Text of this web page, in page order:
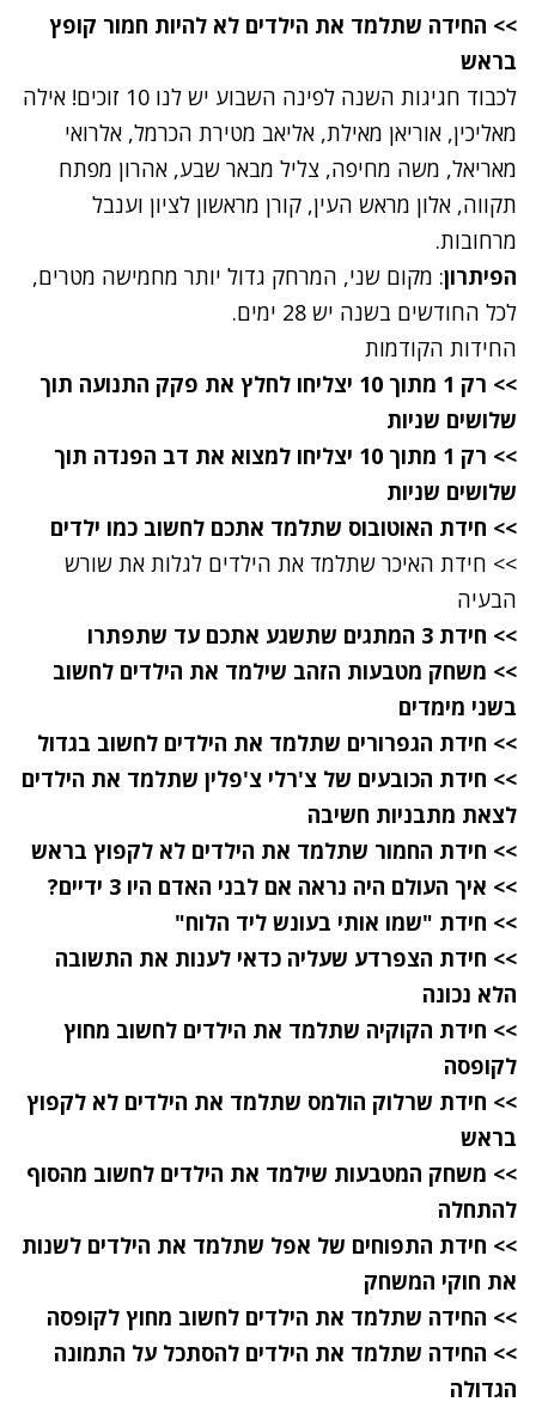
>> החידה שתלמד את הילדים לא להיות חמור קופץ
בראש
לכבוד חגיגות השנה לפינה השבוע יש לנו 10 זוכים! אילה
מאליכין, אוריאן מאילת, אליאב מטירת הכרמל, אלרואי
מאריאל, משה מחיפה, צליל מבאר שבע, אהרון מפתח
תקווה, אלון מראש העין, קורן מראשון לציון וענבל
מרחובות.
הפיתרון: מקום שני, המרחק גדול יותר מחמישה מטרים,
לכל החודשים בשנה יש 28 ימים.
החידות הקודמות
>> רק 1 מתוך 10 יצליחו לחלץ את פקק התנועה תוך
שלושים שניות
>> רק 1 מתוך 10 יצליחו למצוא את דב הפנדה תוך
שלושים שניות
>> חידת האוטובוס שתלמד אתכם לחשוב כמו ילדים
>> חידת האיכר שתלמד את הילדים לגלות את שורש
הבעיה
>> חידת 3 המתגים שתשגע אתכם עד שתפתרו
>> משחק מטבעות הזהב שילמד את הילדים לחשוב
בשני מימדים
>> חידת הגפרורים שתלמד את הילדים לחשוב בגדול
>> חידת הכובעים של צ'רלי צ'פלין שתלמד את הילדים
לצאת מתבניות חשיבה
>> חידת החמור שתלמד את הילדים לא לקפוץ בראש
>> איך העולם היה נראה אם לבני האדם היו 3 ידיים?
>> חידת "שמו אותי בעונש ליד הלוח"
>> חידת הצפרדע שעליה כדאי לענות את התשובה
הלא נכונה
>> חידת הקוקיה שתלמד את הילדים לחשוב מחוץ
לקופסה
>> חידת שרלוק הולמס שתלמד את הילדים לא לקפוץ
בראש
>> משחק המטבעות שילמד את הילדים לחשוב מהסוף
להתחלה
>> חידת התפוחים של אפל שתלמד את הילדים לשנות
את חוקי המשחק
>> החידה שתלמד את הילדים לחשוב מחוץ לקופסה
>> החידה שתלמד את הילדים להסתכל על התמונה
הגדולה